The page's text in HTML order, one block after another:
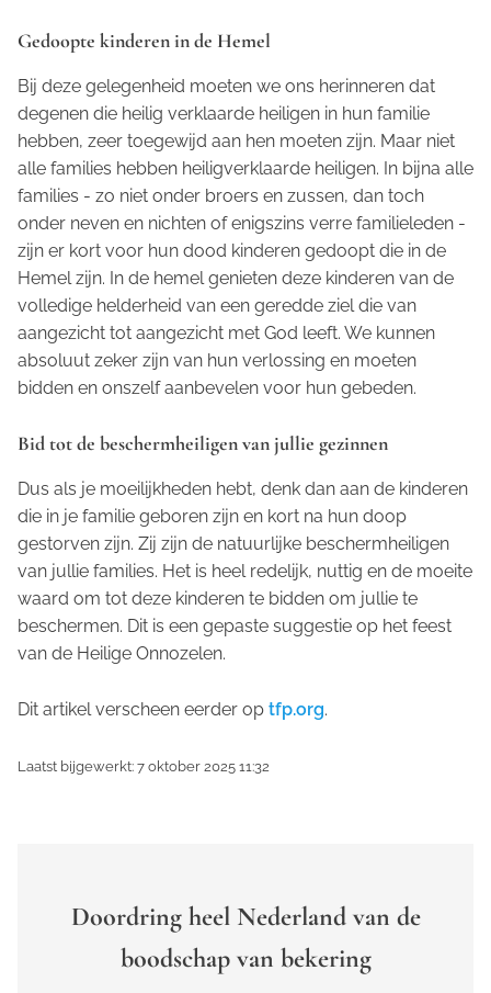
Gedoopte kinderen in de Hemel
Bij deze gelegenheid moeten we ons herinneren dat
degenen die heilig verklaarde heiligen in hun familie
hebben, zeer toegewijd aan hen moeten zijn. Maar niet
alle families hebben heiligverklaarde heiligen. In bijna alle
families - zo niet onder broers en zussen, dan toch
onder neven en nichten of enigszins verre familieleden -
zijn er kort voor hun dood kinderen gedoopt die in de
Hemel zijn. In de hemel genieten deze kinderen van de
volledige helderheid van een geredde ziel die van
aangezicht tot aangezicht met God leeft. We kunnen
absoluut zeker zijn van hun verlossing en moeten
bidden en onszelf aanbevelen voor hun gebeden.
Bid tot de beschermheiligen van jullie gezinnen
Dus als je moeilijkheden hebt, denk dan aan de kinderen
die in je familie geboren zijn en kort na hun doop
gestorven zijn. Zij zijn de natuurlijke beschermheiligen
van jullie families. Het is heel redelijk, nuttig en de moeite
waard om tot deze kinderen te bidden om jullie te
beschermen. Dit is een gepaste suggestie op het feest
van de Heilige Onnozelen.
Dit artikel verscheen eerder op tfp.org.
Laatst bijgewerkt: 7 oktober 2025 11:32
Doordring heel Nederland van de
boodschap van bekering